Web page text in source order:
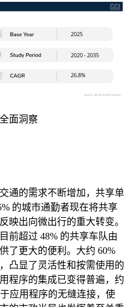
面洞察
通的需求不断增加，共享单
的城市通勤者现在将共享
映出向微出行的重大转变。
前超过 48% 的共享车队由
了更大的便利。大约 60%
凸显了灵活性和按需使用的
程序的集成已变得普遍，约
应用程序的无缝连接，使